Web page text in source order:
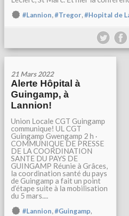
#Lannion,#Tregor,#Hopital de
21 Mars 2022
Alerte Hôpital à
Guingamp, à
Lannion!
Union Locale CGT Guingamp
communique! UL CGT
Guingamp Gwengamp 2 h ·
COMMUNIQUE DE PRESSE
DE LA COORDINATION
SANTE DU PAYS DE
GUINGAMP Réunie à Grâces,
la coordination santé du pays
de Guingamp a fait un point
d’étape suite à la mobilisation
du 5 mars....
#Lannion,#Guingamp,